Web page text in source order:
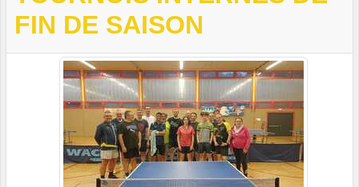
FIN DE SAISON